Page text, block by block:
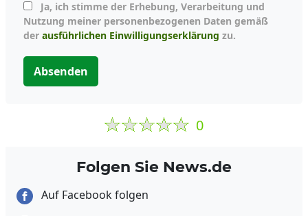
Nutzung meiner personenbezogenen Daten gemäß
der ausführlichen Einwilligungserklärung zu.
Absenden
0
Folgen Sie News.de
Auf Facebook folgen